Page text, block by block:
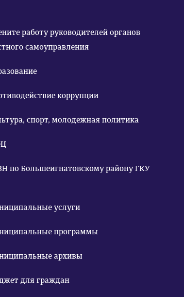
работу руководителей органов
самоуправления
коррупции
спорт, молодежная политика
по Большеигнатовскому району ГКУ
услуги
программы
архивы
для граждан